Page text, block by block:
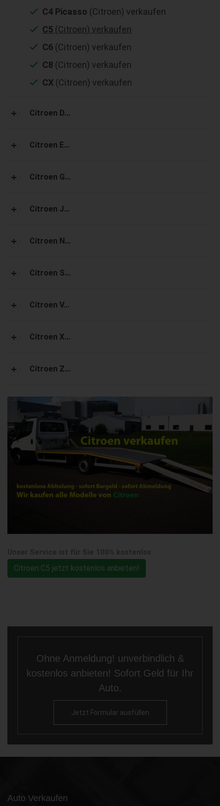
C4 Picasso (Citroen) verkaufen
C5 (Citroen) verkaufen
C6 (Citroen) verkaufen
C8 (Citroen) verkaufen
CX (Citroen) verkaufen
Citroen D...
Citroen E...
Citroen G...
Citroen J...
Citroen N...
Citroen S...
Citroen V...
Citroen X...
Citroen Z...
Citroen C5 jetzt kostenlos anbieten!
Ohne Anmeldung! unverbindlich &
kostenlos anbieten! Sofort Geld für Ihr
Auto.
Jetzt Formular ausfüllen
Auto Verkaufen